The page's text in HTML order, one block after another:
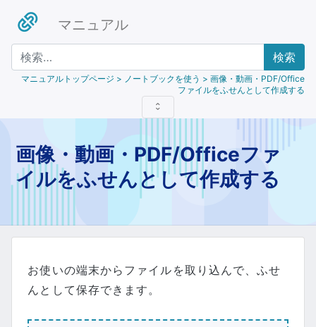
マニュアル
検索
マニュアルトップページ > ノートブックを使う > 画像・動画・PDF/Office
ファイルをふせんとして作成する
画像・動画・PDF/Officeファ
イルをふせんとして作成する
お使いの端末からファイルを取り込んで、ふせ
んとして保存できます。